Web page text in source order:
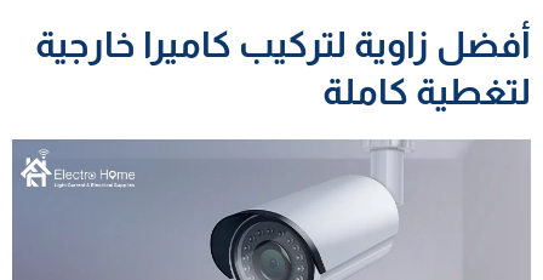
أفضل زاوية لتركيب كاميرا خارجية
لتغطية كاملة